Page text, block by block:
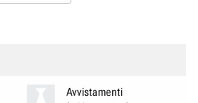
Avvistamenti